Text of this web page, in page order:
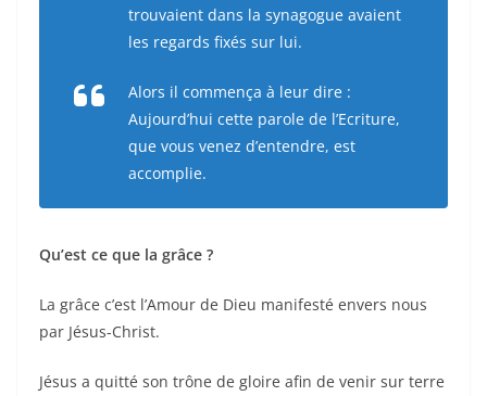
trouvaient dans la synagogue avaient
les regards fixés sur lui.
Alors il commença à leur dire :
Aujourd’hui cette parole de l’Ecriture,
que vous venez d’entendre, est
accomplie.
Qu’est ce que la grâce ?
La grâce c’est l’Amour de Dieu manifesté envers nous
par Jésus-Christ.
Jésus a quitté son trône de gloire afin de venir sur terre